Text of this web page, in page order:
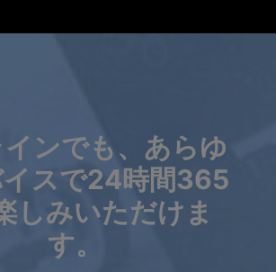
ンでも、あらゆ
イスで24時間365
しみいただけま
す。